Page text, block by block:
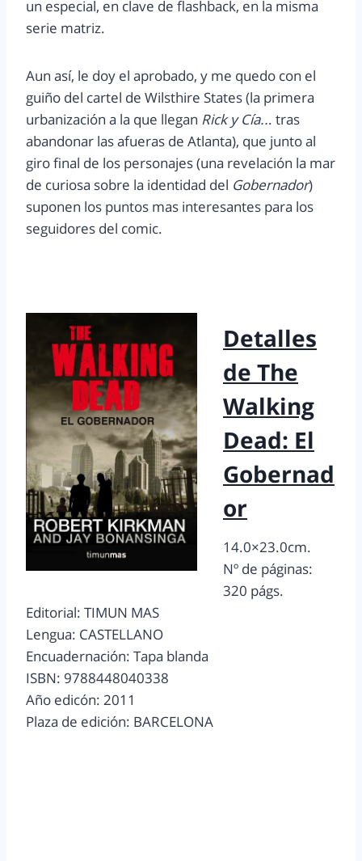
un especial, en clave de flashback, en la misma
serie matriz.
Aun así, le doy el aprobado, y me quedo con el
guiño del cartel de Wilsthire States (la primera
urbanización a la que llegan Rick y Cía... tras
abandonar las afueras de Atlanta), que junto al
giro final de los personajes (una revelación la mar
de curiosa sobre la identidad del Gobernador)
suponen los puntos mas interesantes para los
seguidores del comic.
Detalles
de The
Walking
Dead: El
Gobernad
or
14.0×23.0cm.
Nº de páginas:
320 págs.
Editorial: TIMUN MAS
Lengua: CASTELLANO
Encuadernación: Tapa blanda
ISBN: 9788448040338
Año edicón: 2011
Plaza de edición: BARCELONA